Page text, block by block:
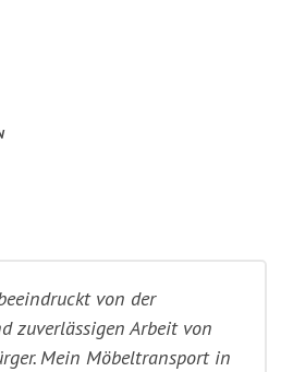
von der
zuverlässigen Arbeit von
Mein Möbeltransport in